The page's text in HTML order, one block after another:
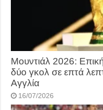
Μουντιάλ 2026:
δύο γκολ σε επτά
Αγγλία
16/07/2026